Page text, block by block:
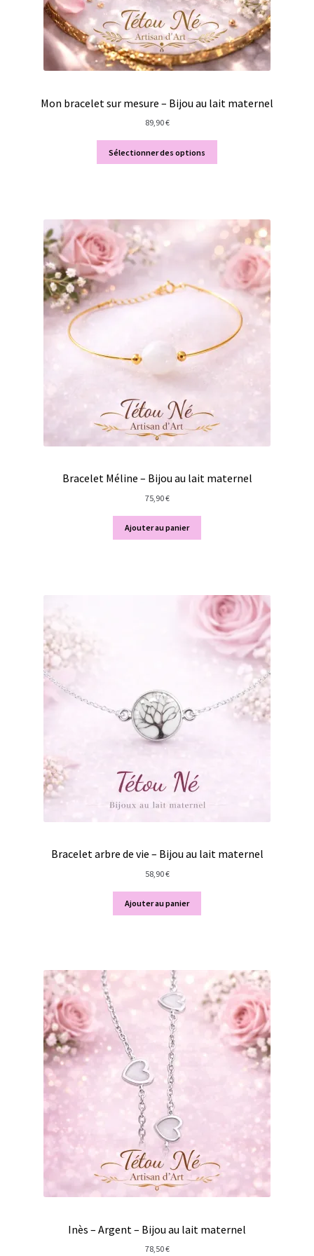
Mon bracelet sur mesure – Bijou au lait maternel
89,90€
Sélectionner des options
Bracelet Méline – Bijou au lait maternel
75,90€
Ajouter au panier
Bracelet arbre de vie – Bijou au lait maternel
58,90€
Ajouter au panier
Inès – Argent – Bijou au lait maternel
78,50€